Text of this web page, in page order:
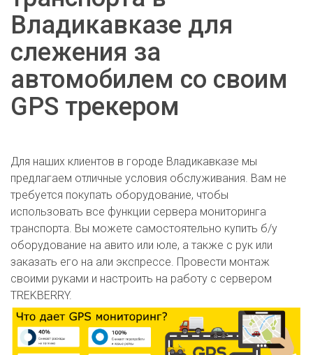
Владикавказе для
слежения за
автомобилем со своим
GPS трекером
Для наших клиентов в городе Владикавказе мы
предлагаем отличные условия обслуживания. Вам не
требуется покупать оборудование, чтобы
использовать все функции сервера мониторинга
транспорта. Вы можете самостоятельно купить б/у
оборудование на авито или юле, а также с рук или
заказать его на али экспрессе. Провести монтаж
своими руками и настроить на работу с сервером
TREKBERRY.